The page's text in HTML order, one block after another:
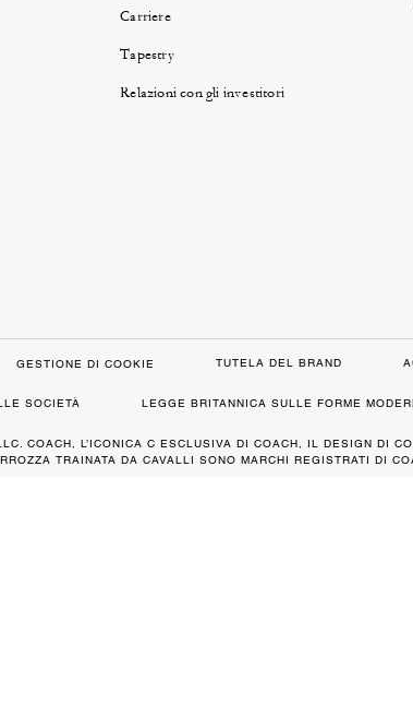
Carriere
Tapestry
Relazioni con gli investitori
GESTIONE DI COOKIE TUTELA DEL BRAND
SOCIETÀ LEGGE BRITANNICA SULLE FORME
COACH, L’ICONICA C ESCLUSIVA DI COACH, IL DESIGN DI
TRAINATA DA CAVALLI SONO MARCHI REGISTRATI DI